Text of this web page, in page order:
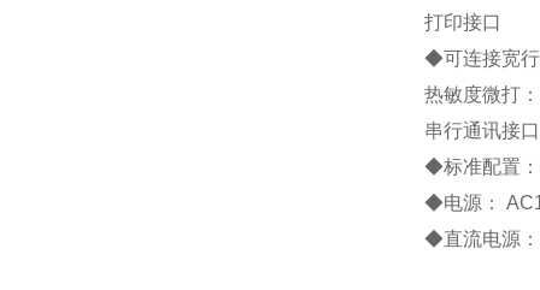
打印接口
◆可连接宽
热敏度微打：
串行通讯接口
◆标准配置
◆电源：
◆直流电源